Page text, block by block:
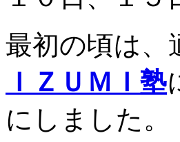
最初の頃は、
ＩＺＵＭＩ塾
にしました。